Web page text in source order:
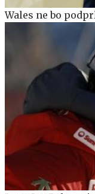
Wales ne bo